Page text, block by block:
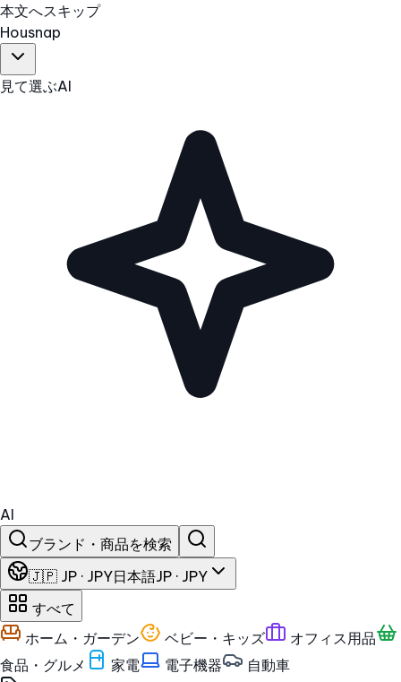
本文へスキップ
Housnap
見て選ぶAI
AI
ブランド・商品を検索
🇯🇵 JP · JPY日本語JP · JPY
すべて
ホーム・ガーデン
ベビー・キッズ
オフィス用品
食品・グルメ
家電 電子機器
自動車